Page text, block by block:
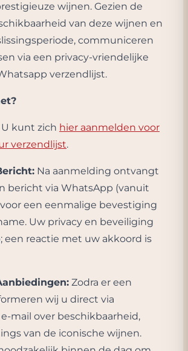
wijnen. Gezien de
van deze wijnen en
communiceren
via een privacy-vriendelijke
verzendlijst.
U kunt zich hier aanmelden voor
verzendlijst.
Na aanmelding ontvangt
bericht via WhatsApp (vanuit
voor een eenmalige bevestiging
Uw privacy en beveiliging
een reactie met uw akkoord is
Zodra er een
wij u direct via
mail over beschikbaarheid,
van de iconische wijnen.